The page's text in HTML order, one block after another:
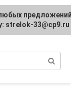
strelok-33@cp9.ru
strelok-33@cp9.ru